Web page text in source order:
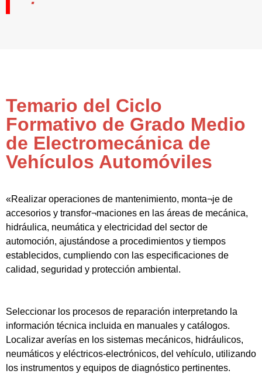
Temario del Ciclo
Formativo de Grado Medio
de Electromecánica de
Vehículos Automóviles
«Realizar operaciones de mantenimiento, monta¬je de
accesorios y transfor¬maciones en las áreas de mecánica,
hidráulica, neumática y electricidad del sector de
automoción, ajustándose a procedimientos y tiempos
establecidos, cumpliendo con las especificaciones de
calidad, seguridad y protección ambiental.
Seleccionar los procesos de reparación interpretando la
información técnica incluida en manuales y catálogos.
Localizar averías en los sistemas mecánicos, hidráulicos,
neumáticos y eléctricos-electrónicos, del vehículo, utilizando
los instrumentos y equipos de diagnóstico pertinentes.